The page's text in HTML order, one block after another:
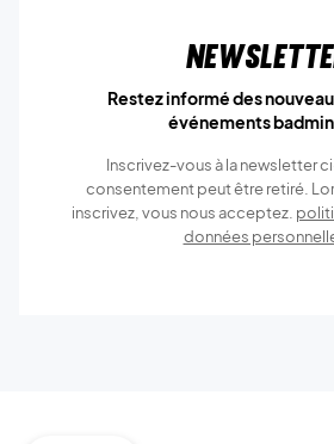
Restez informé des
événements
Inscrivez-vous à la newsletter
consentement peut être retiré.
inscrivez, vous nous acceptez.
données